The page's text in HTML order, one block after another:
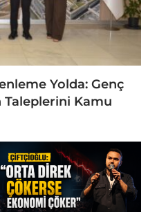
Yolda: Genç
Taleplerini Kamu